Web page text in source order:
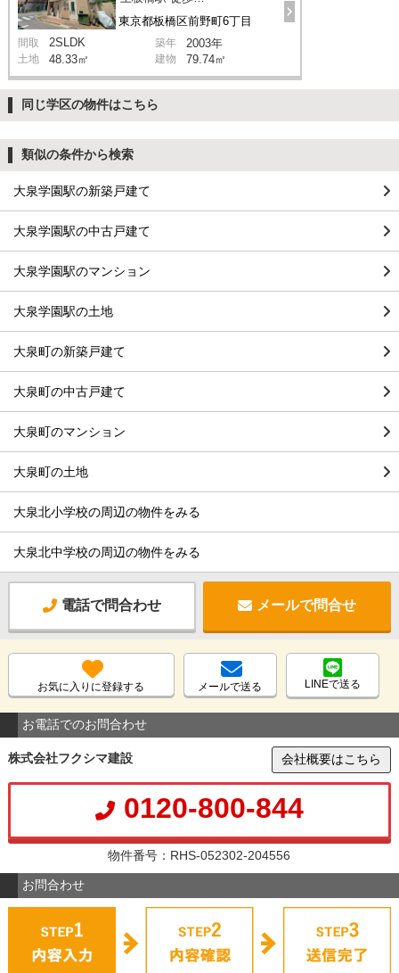
東京都板橋区前野町6丁目
間取 2SLDK 築年 2003年
土地 48.33㎡ 建物 79.74㎡
同じ学区の物件はこちら
類似の条件から検索
大泉学園駅の新築戸建て
大泉学園駅の中古戸建て
大泉学園駅のマンション
大泉学園駅の土地
大泉町の新築戸建て
大泉町の中古戸建て
大泉町のマンション
大泉町の土地
大泉北小学校の周辺の物件をみる
大泉北中学校の周辺の物件をみる
電話で問合わせ メールで問合せ
お気に入りに登録する メールで送る LINEで送る
お電話でのお問合わせ
株式会社フクシマ建設 会社概要はこちら
0120-800-844
物件番号：RHS-052302-204556
お問合わせ